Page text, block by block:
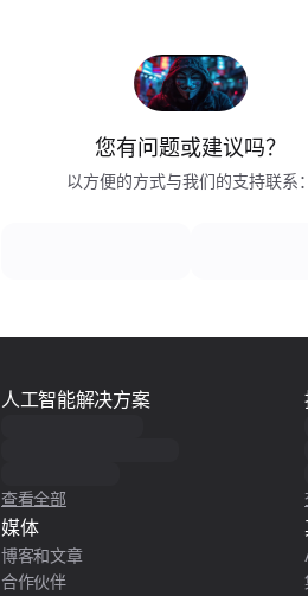
您有问题或建议吗？
以方便的方式与我们的支持联系：
人工智能解决方案
查看全部
媒体
博客和文章
合作伙伴